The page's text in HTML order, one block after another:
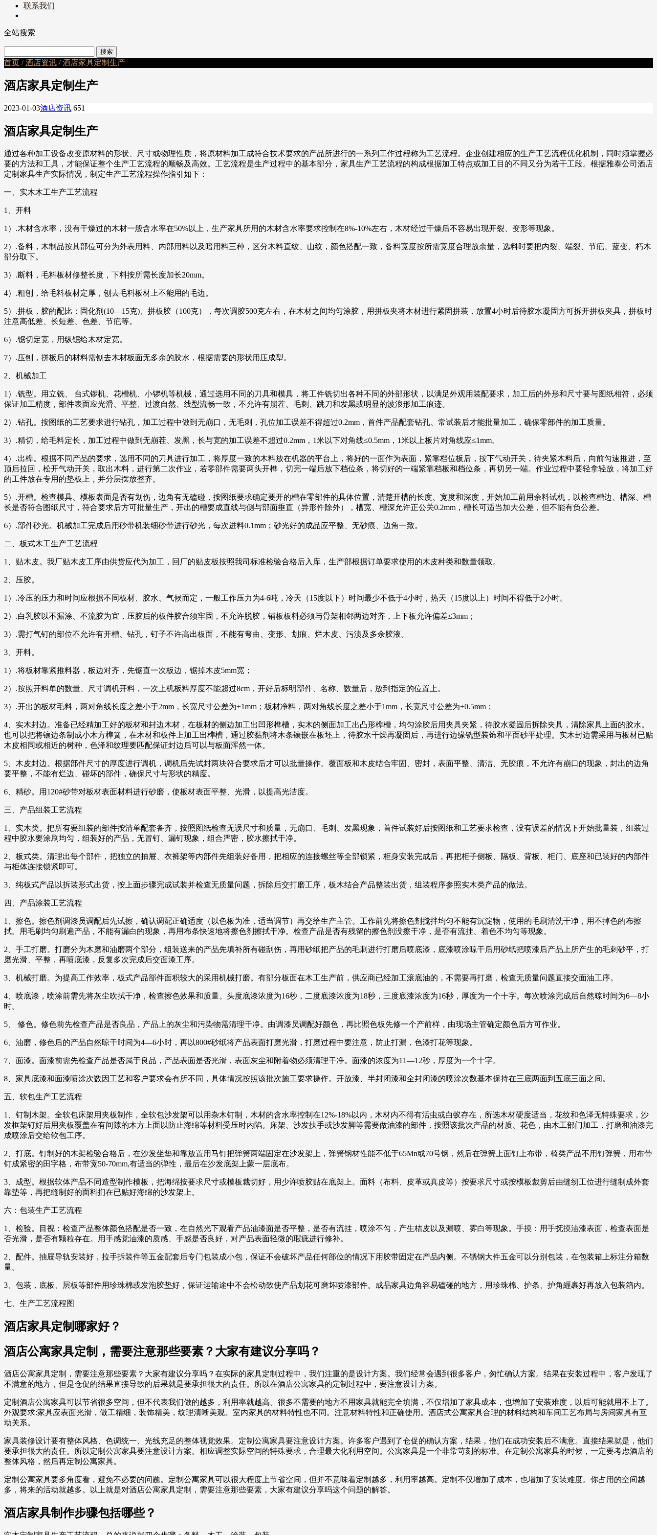
联系我们
全站搜索
首页 /酒店资讯 / 酒店家具定制生产
酒店家具定制生产
2023-01-03酒店资讯 651
酒店家具定制生产
通过各种加工设备改变原材料的形状、尺寸或物理性质，将原材料加工成符合技术要求的产品所进行的一系列工作过程称为工艺流程。企业创建相应的生产工艺流程优化机制，同时须掌握必
要的方法和工具，才能保证整个生产工艺流程的顺畅及高效。工艺流程是生产过程中的基本部分，家具生产工艺流程的构成根据加工特点或加工目的不同又分为若干工段。根据雅泰公司酒店
定制家具生产实际情况，制定生产工艺流程操作指引如下：
一、实木木工生产工艺流程
1、开料
1）.木材含水率，没有干燥过的木材一般含水率在50%以上，生产家具所用的木材含水率要求控制在8%-10%左右，木材经过干燥后不容易出现开裂、变形等现象。
2）.备料，木制品按其部位可分为外表用料、内部用料以及暗用料三种，区分木料直纹、山纹，颜色搭配一致，备料宽度按所需宽度合理放余量，选料时要把内裂、端裂、节疤、蓝变、朽木
部分取下。
3）.断料，毛料板材修整长度，下料按所需长度加长20mm。
4）.粗刨，给毛料板材定厚，刨去毛料板材上不能用的毛边。
5）.拼板，胶的配比：固化剂(10—15克)、拼板胶（100克），每次调胶500克左右，在木材之间均匀涂胶，用拼板夹将木材进行紧固拼装，放置4小时后待胶水凝固方可拆开拼板夹具，拼板时
注意高低差、长短差、色差、节疤等。
6）.锯切定宽，用纵锯给木材定宽。
7）.压刨，拼板后的材料需刨去木材板面无多余的胶水，根据需要的形状用压成型。
2、机械加工
1）.铣型。用立铣、 台式锣机、花槽机、小锣机等机械，通过选用不同的刀具和模具，将工件铣切出各种不同的外部形状，以满足外观用装配要求，加工后的外形和尺寸要与图纸相符，必须
保证加工精度，部件表面应光滑、平整、过渡自然、线型流畅一致，不允许有崩茬、毛刺、跳刀和发黑或明显的波浪形加工痕迹。
2）.钻孔。按图纸的工艺要求进行钻孔，加工过程中做到无崩口，无毛刺，孔位加工误差不得超过0.2mm，首件产品配套钻孔、常试装后才能批量加工，确保零部件的加工质量。
3）.精切，给毛料定长，加工过程中做到无崩茬、发黑，长与宽的加工误差不超过0.2mm，1米以下对角线≤0.5mm，1米以上板片对角线应≤1mm。
4）.出榫。根据不同产品的要求，选用不同的刀具进行加工，将厚度一致的木料放在机器的平台上，将好的一面作为表面，紧靠档位板后，按下气动开关，待夹紧木料后，向前匀速推进，至
顶后拉回，松开气动开关，取出木料，进行第二次作业，若零部件需要两头开榫，切完一端后放下档位条，将切好的一端紧靠档板和档位条，再切另一端。作业过程中要轻拿轻放，将加工好
的工件放在专用的垫板上，并分层摆放整齐。
5）.开槽。检查模具、模板表面是否有划伤，边角有无磕碰，按图纸要求确定要开的槽在零部件的具体位置，清楚开槽的长度、宽度和深度，开始加工前用余料试机，以检查槽边、槽深、槽
长是否符合图纸尺寸，符合要求后方可批量生产，开出的槽要成直线与侧与部面垂直（异形件除外），槽宽、槽深允许正公关0.2mm，槽长可适当加大公差，但不能有负公差。
6）.部件砂光。机械加工完成后用砂带机装细砂带进行砂光，每次进料0.1mm；砂光好的成品应平整、无砂痕、边角一致。
二、板式木工生产工艺流程
1、贴木皮。我厂贴木皮工序由供货应代为加工，回厂的贴皮板按照我司标准检验合格后入库，生产部根据订单要求使用的木皮种类和数量领取。
2、压胶。
1）.冷压的压力和时间应根据不同板材、胶水、气候而定，一般工作压力为4-6吨，冷天（15度以下）时间最少不低于4小时，热天（15度以上）时间不得低于2小时。
2）.白乳胶以不漏涂、不流胶为宜，压胶后的板件胶合须牢固，不允许脱胶，铺板板料必须与骨架相邻两边对齐，上下板允许偏差≤3mm；
3）.需打气钉的部位不允许有开槽、钻孔，钉子不许高出板面，不能有弯曲、变形、划痕、烂木皮、污渍及多余胶液。
3、开料。
1）.将板材靠紧推料器，板边对齐，先锯直一次板边，锯掉木皮5mm宽；
2）.按照开料单的数量、尺寸调机开料，一次上机板料厚度不能超过8cm，开好后标明部件、名称、数量后，放到指定的位置上。
3）.开出的板材毛料，两对角线长度之差小于2mm，长宽尺寸公差为±1mm；板材净料，两对角线长度之差小于1mm，长宽尺寸公差为±0.5mm；
4、实木封边。准备已经精加工好的板材和封边木材，在板材的侧边加工出凹形榫槽，实木的侧面加工出凸形榫槽，均匀涂胶后用夹具夹紧，待胶水凝固后拆除夹具，清除家具上面的胶水。
也可以把将镶边条制成小木方榫簧，在木材和板件上加工出榫槽，通过胶黏剂将木条镶嵌在板坯上，待胶水干燥再凝固后，再进行边缘铣型装饰和平面砂平处理。实木封边需采用与板材已贴
木皮相同或相近的树种，色泽和纹理要匹配保证封边后可以与板面浑然一体。
5、木皮封边。根据部件尺寸的厚度进行调机，调机后先试封两块符合要求后才可以批量操作。覆面板和木皮结合牢固、密封，表面平整、清洁、无胶痕，不允许有崩口的现象，封出的边角
要平整，不能有烂边、碰坏的部件，确保尺寸与形状的精度。
6、精砂。用120#砂带对板材表面材料进行砂磨，使板材表面平整、光滑，以提高光洁度。
三、产品组装工艺流程
1、实木类。把所有要组装的部件按清单配套备齐，按照图纸检查无误尺寸和质量，无崩口、毛刺、发黑现象，首件试装好后按图纸和工艺要求检查，没有误差的情况下开始批量装，组装过
程中胶水要涂刷均匀，组装好的产品，无冒钉、漏钉现象，组合严密，胶水擦拭干净。
2、板式类。清理出每个部件，把独立的抽屉、衣裤架等内部件先组装好备用，把相应的连接螺丝等全部锁紧，柜身安装完成后，再把柜子侧板、隔板、背板、柜门、底座和已装好的内部件
与柜体连接锁紧即可。
3、纯板式产品以拆装形式出货，按上面步骤完成试装并检查无质量问题，拆除后交打磨工序，板木结合产品整装出货，组装程序参照实木类产品的做法。
四、产品涂装工艺流程
1、擦色。擦色剂调漆员调配后先试擦，确认调配正确适度（以色板为准，适当调节）再交给生产主管。工作前先将擦色剂搅拌均匀不能有沉淀物，使用的毛刷清洗干净，用不掉色的布擦
拭。用毛刷均匀刷遍产品，不能有漏白的现象，再用布条快速地将擦色剂擦拭干净。检查产品是否有残留的擦色剂没擦干净，是否有流挂、着色不均匀等现象。
2、手工打磨。打磨分为木磨和油磨两个部分，组装送来的产品先填补所有碰刮伤，再用砂纸把产品的毛刺进行打磨后喷底漆，底漆喷涂晾干后用砂纸把喷漆后产品上所产生的毛刺砂平，打
磨光滑、平整，再喷底漆，反复多次完成后交面漆工序。
3、机械打磨。为提高工作效率，板式产品部件面积较大的采用机械打磨。有部分板面在木工生产前，供应商已经加工滚底油的，不需要再打磨，检查无质量问题直接交面油工序。
4、喷底漆，喷涂前需先将灰尘吹拭干净，检查擦色效果和质量。头度底漆浓度为16秒，二度底漆浓度为18秒，三度底漆浓度为16秒，厚度为一个十字。每次喷涂完成后自然晾时间为6—8小
时。
5、 修色。修色前先检查产品是否良品，产品上的灰尘和污染物需清理干净。由调漆员调配好颜色，再比照色板先修一个产前样，由现场主管确定颜色后方可作业。
6、油磨，修色后的产品自然晾干时间为4—6小时，再以800#砂纸将产品表面打磨光滑，打磨过程中要注意，防止打漏，色漆打花等现象。
7、面漆。面漆前需先检查产品是否属于良品，产品表面是否光滑，表面灰尘和附着物必须清理干净。面漆的浓度为11—12秒，厚度为一个十字。
8、家具底漆和面漆喷涂次数因工艺和客户要求会有所不同，具体情况按照该批次施工要求操作。开放漆、半封闭漆和全封闭漆的喷涂次数基本保持在三底两面到五底三面之间。
五、软包生产工艺流程
1、钉制木架。全软包床架用夹板制作，全软包沙发架可以用杂木钉制，木材的含水率控制在12%-18%以内，木材内不得有活虫或白蚁存在，所选木材硬度适当，花纹和色泽无特殊要求，沙
发框架钉好后用夹板覆盖在有间隙的木方上面以防止海绵等材料受压时内陷。床架、沙发扶手或沙发脚等需要做油漆的部件，按照该批次产品的材质、花色，由木工部门加工，打磨和油漆完
成喷涂后交给软包工序。
2、打底。钉制好的木架检验合格后，在沙发坐垫和靠放置用马钉把弹簧两端固定在沙发架上，弹簧钢材性能不低于65Mn或70号钢，然后在弹簧上面钉上布带，椅类产品不用钉弹簧，用布带
钉成紧密的田字格，布带宽50-70mm,有适当的弹性，最后在沙发底架上蒙一层底布。
3、成型。根据软体产品不同造型制作模板，把海绵按要求尺寸或模板裁切好，用少许喷胶贴在底架上。面料（布料、皮革或真皮等）按要求尺寸或按模板裁剪后由缝纫工位进行缝制成外套
靠垫等，再把缝制好的面料扪在已贴好海绵的沙发架上。
六：包装生产工艺流程
1、检验。目视：检查产品整体颜色搭配是否一致，在自然光下观看产品油漆面是否平整，是否有流挂，喷涂不匀，产生桔皮以及漏喷、雾白等现象。手摸：用手抚摸油漆表面，检查表面是
否光滑，是否有颗粒存在。用手感觉油漆的质感、手感是否良好，对产品表面轻微的瑕疵进行修补。
2、配件。抽屉导轨安装好，拉手拆装件等五金配套后专门包装成小包，保证不会破坏产品任何部位的情况下用胶带固定在产品内侧。不锈钢大件五金可以分别包装，在包装箱上标注分箱数
量。
3、包装，底板、层板等部件用珍珠棉或发泡胶垫好，保证运输途中不会松动致使产品划花可磨坏喷漆部件。成品家具边角容易磕碰的地方，用珍珠棉、护条、护角緾裹好再放入包装箱内。
七、生产工艺流程图
酒店家具定制哪家好？
酒店公寓家具定制，需要注意那些要素？大家有建议分享吗？
酒店公寓家具定制，需要注意那些要素？大家有建议分享吗？在实际的家具定制过程中，我们注重的是设计方案。我们经常会遇到很多客户，匆忙确认方案。结果在安装过程中，客户发现了
不满意的地方，但是仓促的结果直接导致的后果就是要承担很大的责任。所以在酒店公寓家具的定制过程中，要注意设计方案。
定制酒店公寓家具可以节省很多空间，但不代表我们做的越多，利用率就越高。很多不需要的地方不用家具就能完全填满，不仅增加了家具成本，也增加了安装难度，以后可能就用不上了。
外观要求:家具应表面光滑，做工精细，装饰精美，纹理清晰美观。室内家具的材料特性也不同。注意材料特性和正确使用。酒店式公寓家具合理的材料结构和车间工艺布局与房间家具有互
动关系。
家具装修设计要有整体风格、色调统一、光线充足的整体视觉效果。定制公寓家具要注意设计方案。许多客户遇到了仓促的确认方案，结果，他们在成功安装后不满意。直接结果就是，他们
要承担很大的责任。所以定制公寓家具要注意设计方案。相应调整实际空间的特殊要求，合理最大化利用空间。公寓家具是一个非常苛刻的标准。在定制公寓家具的时候，一定要考虑酒店的
整体风格，然后再定制公寓家具。
定制公寓家具要多角度看，避免不必要的问题。定制公寓家具可以很大程度上节省空间，但并不意味着定制越多，利用率越高。定制不仅增加了成本，也增加了安装难度。你占用的空间越
多，将来的活动就越多。以上就是对酒店公寓家具定制，需要注意那些要素，大家有建议分享吗这个问题的解答。
酒店家具制作步骤包括哪些？